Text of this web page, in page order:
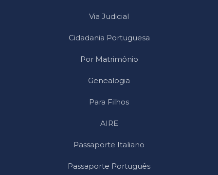
Via Judicial
Cidadania Portuguesa
Por Matrimônio
Genealogia
Para Filhos
AIRE
Passaporte Italiano
Passaporte Português